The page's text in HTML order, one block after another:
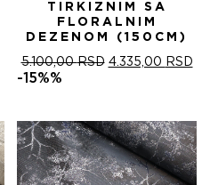
TIRKIZNIM SA
FLORALNIM
DEZENOM (150CM)
5.100,00RSD ОРИГИНАЛНА
5.100,00 RSD.
4.335,00 RSD
-15%%